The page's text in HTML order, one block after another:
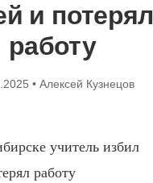
и потерял
работу
• Алексей Кузнецов